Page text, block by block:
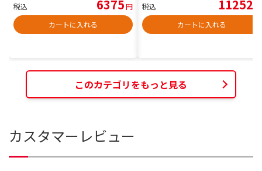
税込 6375円
カートに入れる
税込 11252
カートに入れる
このカテゴリをもっと見る
カスタマーレビュー